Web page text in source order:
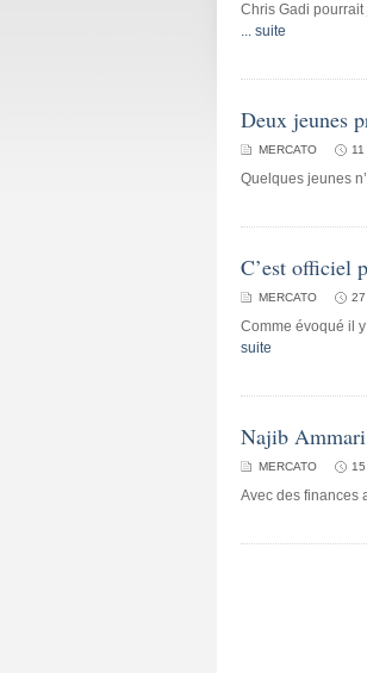
Chris Gadi
... suite
Deux jeunes
MERCATO
Quelques jeunes
C’est officiel
MERCATO 27
Comme évoqué il
suite
Najib
MERCATO
Avec des finances